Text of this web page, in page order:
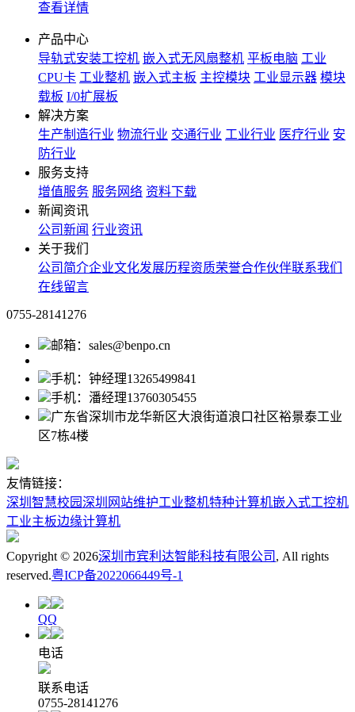
查看详情
产品中心
导轨式安装工控机 嵌入式无风扇整机 平板电脑 工业
CPU卡 工业整机 嵌入式主板 主控模块 工业显示器 模块
载板 I/0扩展板
解决方案
生产制造行业 物流行业 交通行业 工业行业 医疗行业 安
防行业
服务支持
增值服务 服务网络 资料下载
新闻资讯
公司新闻 行业资讯
关于我们
公司简介企业文化发展历程资质荣誉合作伙伴联系我们
在线留言
0755-28141276
邮箱：sales@benpo.cn
手机：钟经理13265499841
手机：潘经理13760305455
广东省深圳市龙华新区大浪街道浪口社区裕景泰工业
区7栋4楼
友情链接：
深圳智慧校园深圳网站维护工业整机特种计算机嵌入式工控机
工业主板边缘计算机
Copyright © 2026深圳市宾利达智能科技有限公司 , All rights
reserved.粤ICP备2022066449号-1
QQ
电话
联系电话
0755-28141276